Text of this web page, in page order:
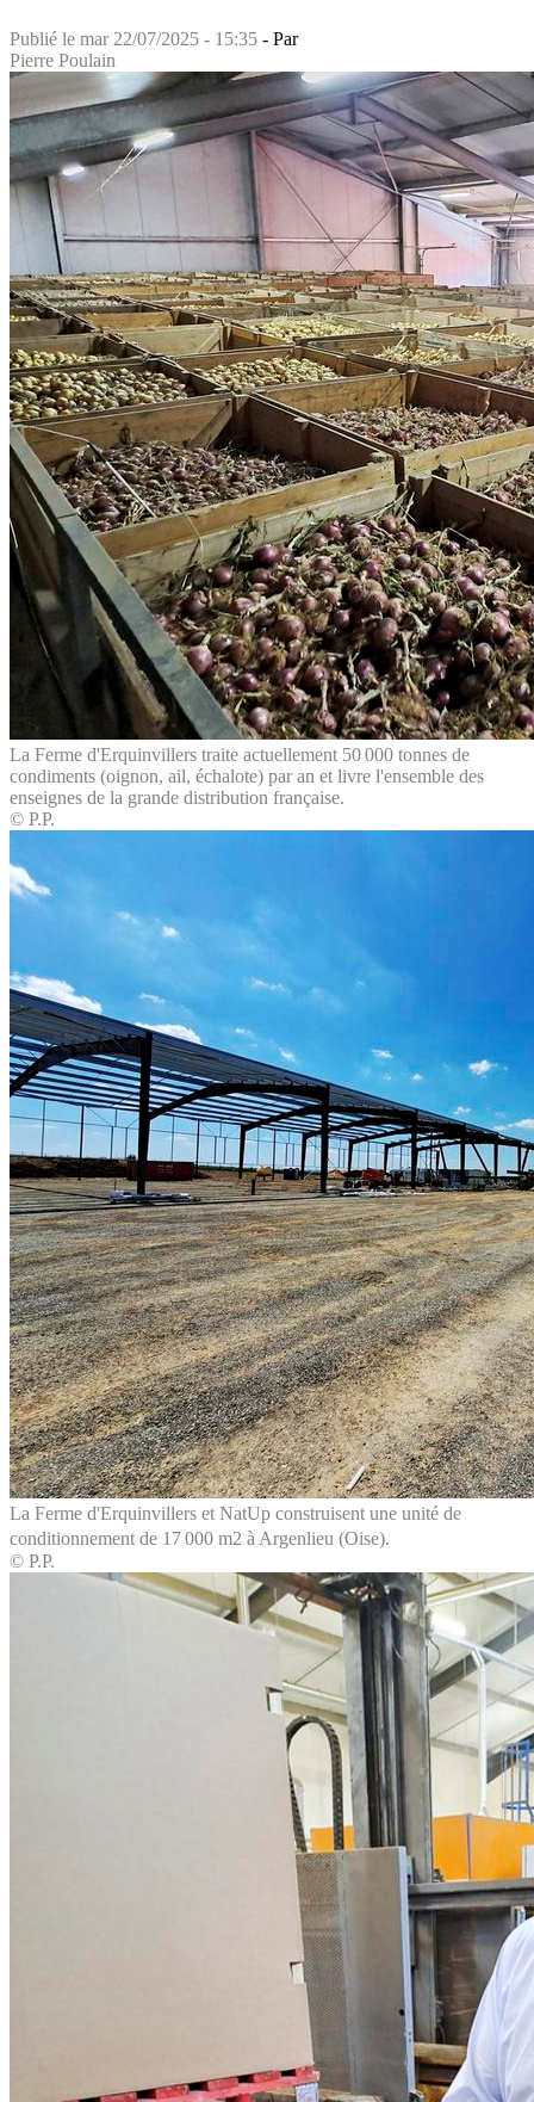
Publié le mar 22/07/2025 - 15:35 - Par
Pierre Poulain
La Ferme d'Erquinvillers traite actuellement 50 000 tonnes de
condiments (oignon, ail, échalote) par an et livre l'ensemble des
enseignes de la grande distribution française.
© P.P.
La Ferme d'Erquinvillers et NatUp construisent une unité de
conditionnement de 17 000 m2 à Argenlieu (Oise).
© P.P.